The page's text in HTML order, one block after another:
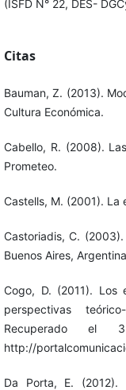
(ISFD N° 22, DES-
Citas
Bauman, Z. (2013).
Cultura Económica.
Cabello, R. (2008).
Prometeo.
Castells, M. (2001). La
Castoriadis, C.
Buenos Aires,
Cogo, D. (2011). Los
perspectivas teórico-
Recuperado
http://
Da Porta, E. (2012).